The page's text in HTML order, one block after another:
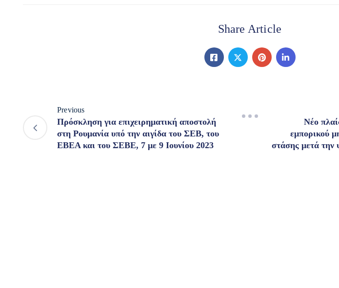
Share Article
Previous
Πρόσκληση για επιχειρηματική αποστολή
στη Ρουμανία υπό την αιγίδα του ΣΕΒ, του
ΕΒΕΑ και του ΣΕΒΕ, 7 με 9 Ιουνίου 2023
Νέο
εμπορικού
στάσης μετά την